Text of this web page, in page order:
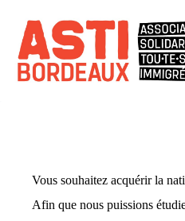
contenu
Vous souhaitez acquérir la
Afin que nous puissions